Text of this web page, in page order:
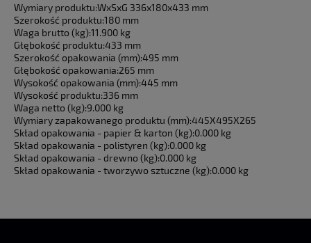
Wymiary produktu:WxSxG 336x180x433 mm
Szerokość produktu:180 mm
Waga brutto (kg):11.900 kg
Głębokość produktu:433 mm
Szerokość opakowania (mm):495 mm
Głębokość opakowania:265 mm
Wysokość opakowania (mm):445 mm
Wysokość produktu:336 mm
Waga netto (kg):9.000 kg
Wymiary zapakowanego produktu (mm):445X495X265
Skład opakowania - papier & karton (kg):0.000 kg
Skład opakowania - polistyren (kg):0.000 kg
Skład opakowania - drewno (kg):0.000 kg
Skład opakowania - tworzywo sztuczne (kg):0.000 kg